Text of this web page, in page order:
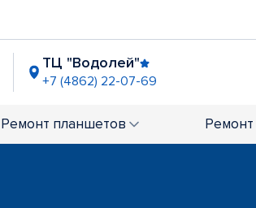
ТЦ "Водолей"
+7 (4862) 22-07-69
Ремонт планшетов Ремонт